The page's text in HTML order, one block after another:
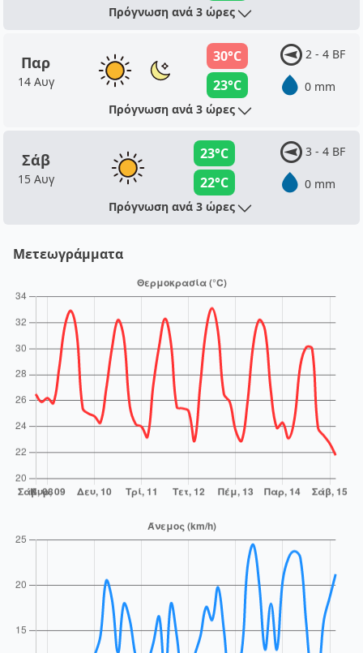
Πρόγνωση ανά 3 ώρες
Παρ
14 Αυγ
30°C
23°C
2 - 4 BF
0 mm
Πρόγνωση ανά 3 ώρες
Σάβ
15 Αυγ
23°C
22°C
3 - 4 BF
0 mm
Πρόγνωση ανά 3 ώρες
Μετεωγράμματα